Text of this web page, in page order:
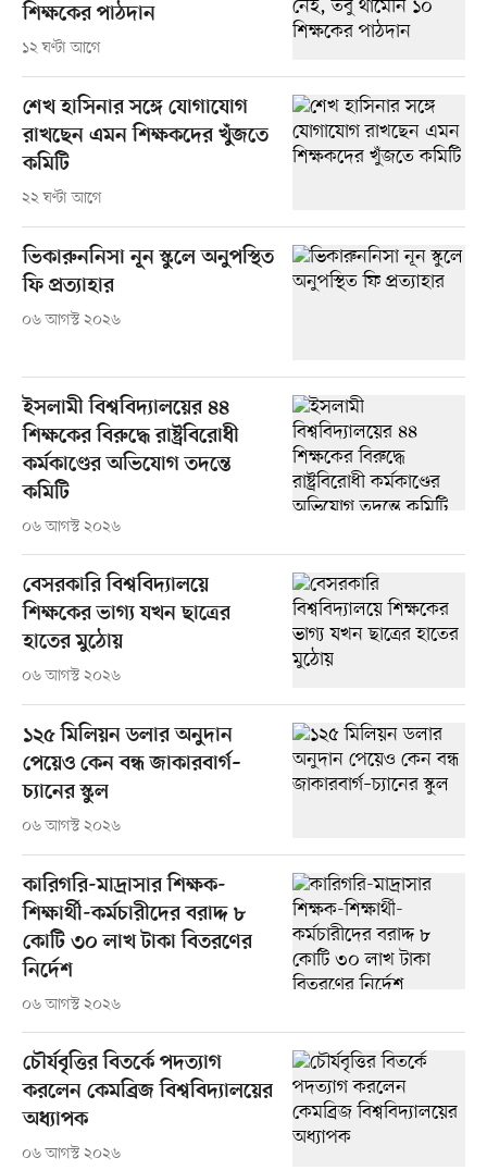
শিক্ষকের পাঠদান
১২ ঘণ্টা আগে
শেখ হাসিনার সঙ্গে যোগাযোগ
রাখছেন এমন শিক্ষকদের খুঁজতে
কমিটি
২২ ঘণ্টা আগে
ভিকারুননিসা নূন স্কুলে অনুপস্থিত
ফি প্রত্যাহার
০৬ আগস্ট ২০২৬
ইসলামী বিশ্ববিদ্যালয়ের ৪৪
শিক্ষকের বিরুদ্ধে রাষ্ট্রবিরোধী
কর্মকাণ্ডের অভিযোগ তদন্তে
কমিটি
০৬ আগস্ট ২০২৬
বেসরকারি বিশ্ববিদ্যালয়ে
শিক্ষকের ভাগ্য যখন ছাত্রের
হাতের মুঠোয়
০৬ আগস্ট ২০২৬
১২৫ মিলিয়ন ডলার অনুদান
পেয়েও কেন বন্ধ জাকারবার্গ–
চ্যানের স্কুল
০৬ আগস্ট ২০২৬
কারিগরি-মাদ্রাসার শিক্ষক-
শিক্ষার্থী-কর্মচারীদের বরাদ্দ ৮
কোটি ৩০ লাখ টাকা বিতরণের
নির্দেশ
০৬ আগস্ট ২০২৬
চৌর্যবৃত্তির বিতর্কে পদত্যাগ
করলেন কেমব্রিজ বিশ্ববিদ্যালয়ের
অধ্যাপক
০৬ আগস্ট ২০২৬